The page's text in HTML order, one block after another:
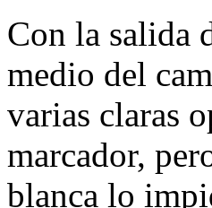
Con la salida
medio del
varias claras
marcador,
blanca lo